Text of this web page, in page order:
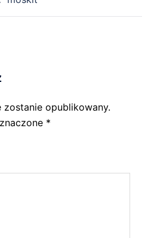
zostanie opublikowany.
*